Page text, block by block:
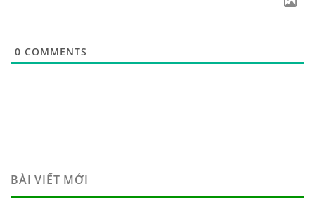
0 COMMENTS
BÀI VIẾT MỚI